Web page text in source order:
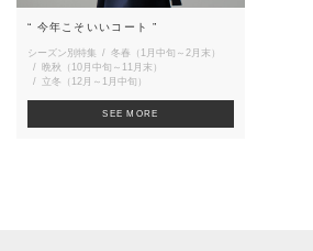
“ 今年こそいいコート ”
シーズン別特集
冬春（1月中旬～2月末）
晩秋（10月中旬～11月末）
立冬（12月～1月中旬）
SEE MORE